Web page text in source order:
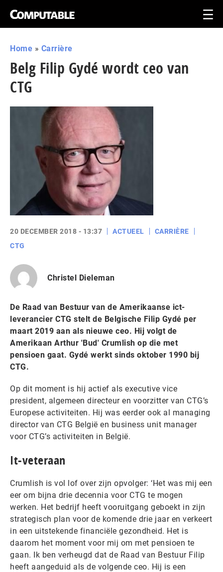
Home » Carrière
Belg Filip Gydé wordt ceo van
CTG
20 DECEMBER 2018 - 13:37 ACTUEEL
CARRIÈRE
CTG
Christel Dieleman
De Raad van Bestuur van de Amerikaanse ict-
leverancier CTG stelt de Belgische Filip Gydé per
maart 2019 aan als nieuwe ceo. Hij volgt de
Amerikaan Arthur 'Bud' Crumlish op die met
pensioen gaat. Gydé werkt sinds oktober 1990 bij
CTG.
Op dit moment is hij actief als executive vice
president, algemeen directeur en voorzitter van CTG’s
Europese activiteiten. Hij was eerder ook al managing
director van CTG België en business unit manager
voor CTG’s activiteiten in België.
It-veteraan
Crumlish is vol lof over zijn opvolger: ‘Het was mij een
eer om bijna drie decennia voor CTG te mogen
werken. Het bedrijf heeft vooruitgang geboekt in zijn
strategisch plan voor de komende drie jaar en verkeert
in een uitstekende financiële gezondheid. Het is
daarom het moment voor mij om met pensioen te
gaan. Ik ben verheugd dat de Raad van Bestuur Filip
heeft aangeduid als de volgende ceo. Hij is een